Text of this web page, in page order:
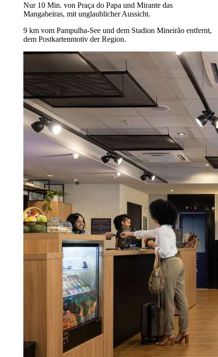
Nur 10 Min. von Praça do Papa und Mirante das
Mangabeiras, mit unglaublicher Aussicht.
9 km vom Pampulha-See und dem Stadion Mineirão entfernt,
dem Postkartenmotiv der Region.